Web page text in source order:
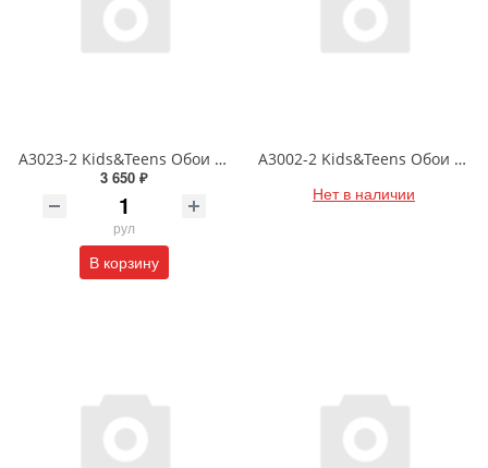
A3023-2 Kids&Teens Обои DUPLEX (бумажные) 0.93*17.75
3 650 ₽
рул
В корзину
A3002-2 Kids&Teens Обои DUPLEX (бумажные) 0.93*17.75
Нет в наличии